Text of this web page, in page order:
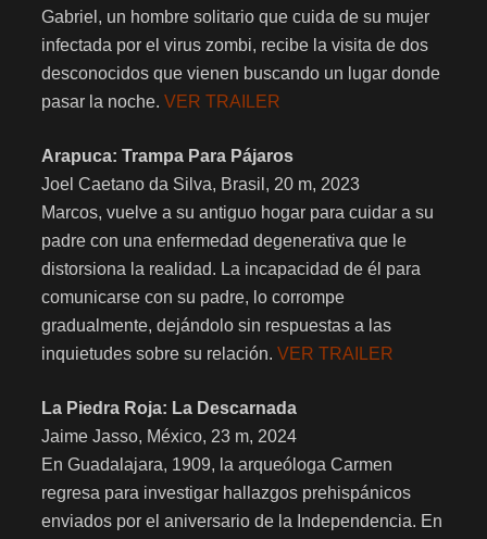
Gabriel, un hombre solitario que cuida de su mujer
infectada por el virus zombi, recibe la visita de dos
desconocidos que vienen buscando un lugar donde
pasar la noche. VER TRAILER
Arapuca: Trampa Para Pájaros
Joel Caetano da Silva, Brasil, 20 m, 2023
Marcos, vuelve a su antiguo hogar para cuidar a su
padre con una enfermedad degenerativa que le
distorsiona la realidad. La incapacidad de él para
comunicarse con su padre, lo corrompe
gradualmente, dejándolo sin respuestas a las
inquietudes sobre su relación. VER TRAILER
La Piedra Roja: La Descarnada
Jaime Jasso, México, 23 m, 2024
En Guadalajara, 1909, la arqueóloga Carmen
regresa para investigar hallazgos prehispánicos
enviados por el aniversario de la Independencia. En